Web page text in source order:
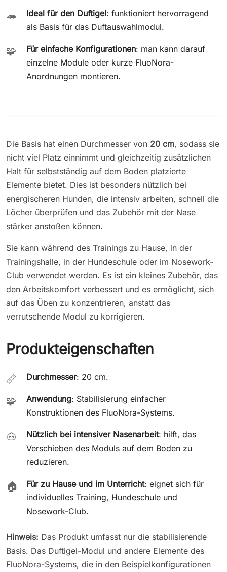
🦔 Ideal für den Duftigel: funktioniert hervorragend
als Basis für das Duftauswahlmodul.
🧩 Für einfache Konfigurationen: man kann darauf
einzelne Module oder kurze FluoNora-
Anordnungen montieren.
Die Basis hat einen Durchmesser von 20 cm, sodass sie
nicht viel Platz einnimmt und gleichzeitig zusätzlichen
Halt für selbstständig auf dem Boden platzierte
Elemente bietet. Dies ist besonders nützlich bei
energischeren Hunden, die intensiv arbeiten, schnell die
Löcher überprüfen und das Zubehör mit der Nase
stärker anstoßen können.
Sie kann während des Trainings zu Hause, in der
Trainingshalle, in der Hundeschule oder im Nosework-
Club verwendet werden. Es ist ein kleines Zubehör, das
den Arbeitskomfort verbessert und es ermöglicht, sich
auf das Üben zu konzentrieren, anstatt das
verrutschende Modul zu korrigieren.
Produkteigenschaften
📏 Durchmesser: 20 cm.
🧩 Anwendung: Stabilisierung einfacher
Konstruktionen des FluoNora-Systems.
🐽 Nützlich bei intensiver Nasenarbeit: hilft, das
Verschieben des Moduls auf dem Boden zu
reduzieren.
🏠 Für zu Hause und im Unterricht: eignet sich für
individuelles Training, Hundeschule und
Nosework-Club.
Hinweis: Das Produkt umfasst nur die stabilisierende
Basis. Das Duftigel-Modul und andere Elemente des
FluoNora-Systems, die in den Beispielkonfigurationen